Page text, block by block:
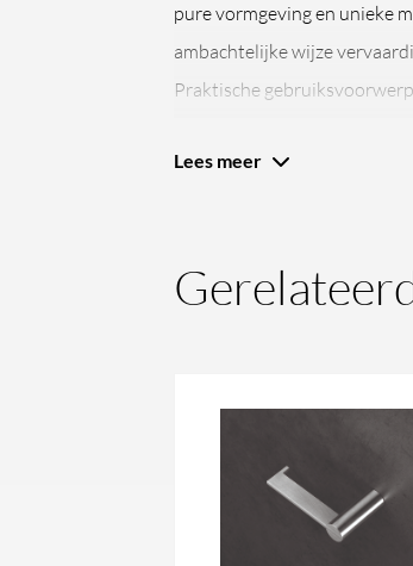
pure vormgeving en unieke
ambachtelijke wijze
Praktische
Lees meer